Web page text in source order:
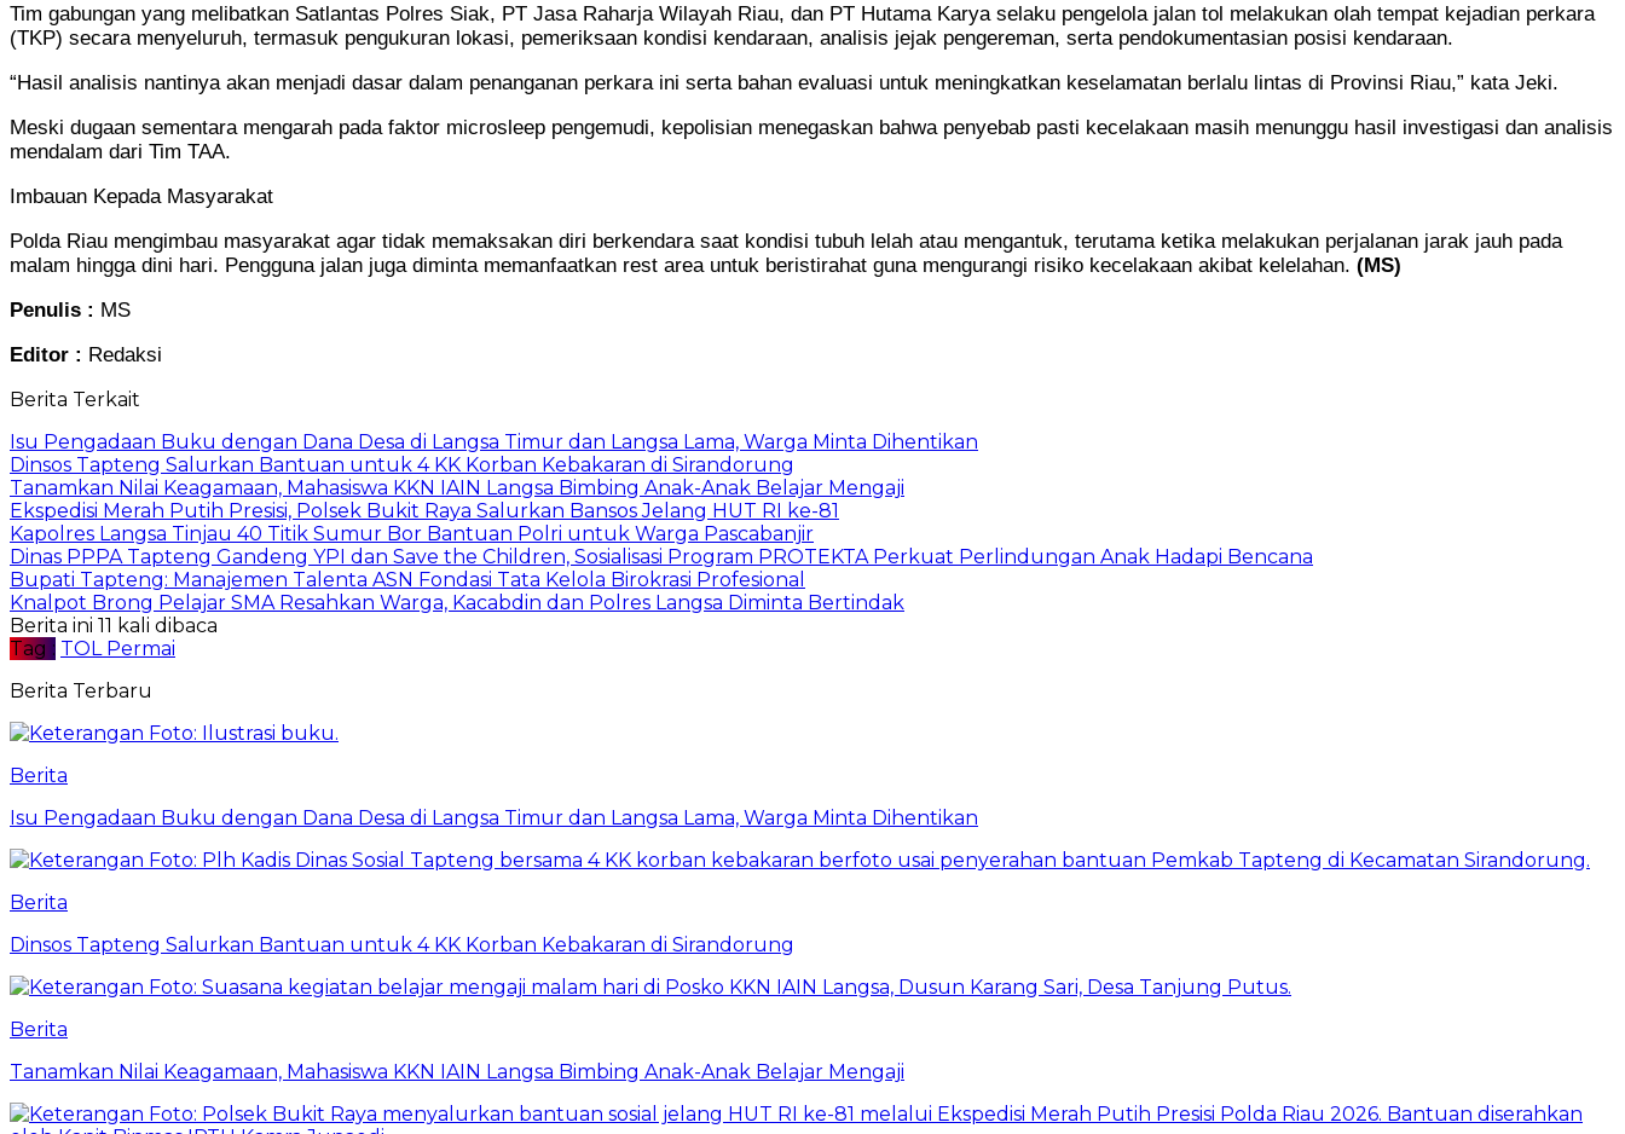
Tim gabungan yang melibatkan Satlantas Polres Siak, PT Jasa Raharja Wilayah Riau, dan PT Hutama Karya selaku pengelola jalan tol melakukan olah tempat kejadian perkara
(TKP) secara menyeluruh, termasuk pengukuran lokasi, pemeriksaan kondisi kendaraan, analisis jejak pengereman, serta pendokumentasian posisi kendaraan.
“Hasil analisis nantinya akan menjadi dasar dalam penanganan perkara ini serta bahan evaluasi untuk meningkatkan keselamatan berlalu lintas di Provinsi Riau,” kata Jeki.
Meski dugaan sementara mengarah pada faktor microsleep pengemudi, kepolisian menegaskan bahwa penyebab pasti kecelakaan masih menunggu hasil investigasi dan analisis
mendalam dari Tim TAA.
Imbauan Kepada Masyarakat
Polda Riau mengimbau masyarakat agar tidak memaksakan diri berkendara saat kondisi tubuh lelah atau mengantuk, terutama ketika melakukan perjalanan jarak jauh pada
malam hingga dini hari. Pengguna jalan juga diminta memanfaatkan rest area untuk beristirahat guna mengurangi risiko kecelakaan akibat kelelahan. (MS)
Penulis : MS
Editor : Redaksi
Berita Terkait
Isu Pengadaan Buku dengan Dana Desa di Langsa Timur dan Langsa Lama, Warga Minta Dihentikan
Dinsos Tapteng Salurkan Bantuan untuk 4 KK Korban Kebakaran di Sirandorung
Tanamkan Nilai Keagamaan, Mahasiswa KKN IAIN Langsa Bimbing Anak-Anak Belajar Mengaji
Ekspedisi Merah Putih Presisi, Polsek Bukit Raya Salurkan Bansos Jelang HUT RI ke-81
Kapolres Langsa Tinjau 40 Titik Sumur Bor Bantuan Polri untuk Warga Pascabanjir
Dinas PPPA Tapteng Gandeng YPI dan Save the Children, Sosialisasi Program PROTEKTA Perkuat Perlindungan Anak Hadapi Bencana
Bupati Tapteng: Manajemen Talenta ASN Fondasi Tata Kelola Birokrasi Profesional
Knalpot Brong Pelajar SMA Resahkan Warga, Kacabdin dan Polres Langsa Diminta Bertindak
Berita ini 11 kali dibaca
Tag : TOL Permai
Berita Terbaru
Berita
Isu Pengadaan Buku dengan Dana Desa di Langsa Timur dan Langsa Lama, Warga Minta Dihentikan
Berita
Dinsos Tapteng Salurkan Bantuan untuk 4 KK Korban Kebakaran di Sirandorung
Berita
Tanamkan Nilai Keagamaan, Mahasiswa KKN IAIN Langsa Bimbing Anak-Anak Belajar Mengaji